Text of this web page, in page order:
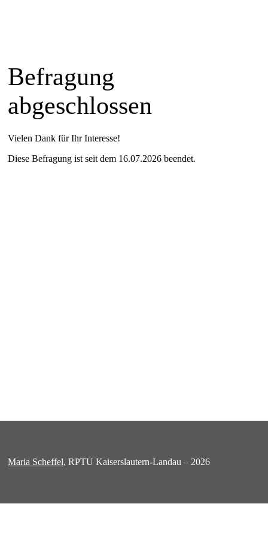
Befragung
abgeschlossen
Vielen Dank für Ihr Interesse!
Diese Befragung ist seit dem 16.07.2026 beendet.
Maria Scheffel, RPTU Kaiserslautern-Landau – 2026